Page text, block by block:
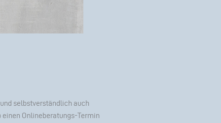
selbstverständlich auch
einen Onlineberatungs-Termin